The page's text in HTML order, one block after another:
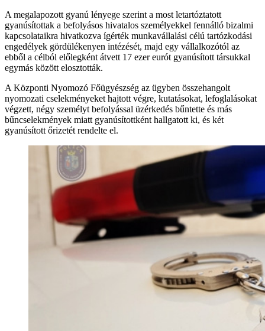
A megalapozott gyanú lényege szerint a most letartóztatott
gyanúsítottak a befolyásos hivatalos személyekkel fennálló bizalmi
kapcsolataikra hivatkozva ígérték munkavállalási célú tartózkodási
engedélyek gördülékenyen intézését, majd egy vállalkozótól az
ebből a célból előlegként átvett 17 ezer eurót gyanúsított társukkal
egymás között elosztották.
A Központi Nyomozó Főügyészség az ügyben összehangolt
nyomozati cselekményeket hajtott végre, kutatásokat, lefoglalásokat
végzett, négy személyt befolyással üzérkedés bűntette és más
bűncselekmények miatt gyanúsítottként hallgatott ki, és két
gyanúsított őrizetét rendelte el.